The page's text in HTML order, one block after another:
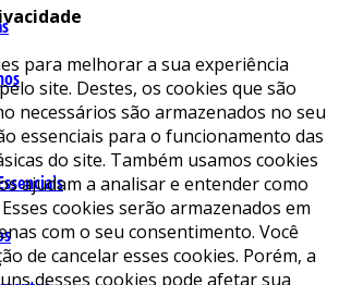
para melhorar a sua experiência
site. Destes, os cookies que são
necessários são armazenados no seu
essenciais para o funcionamento das
do site. Também usamos cookies
ajudam a analisar e entender como
cookies serão armazenados em
com o seu consentimento. Você
de cancelar esses cookies. Porém, a
desses cookies pode afetar sua